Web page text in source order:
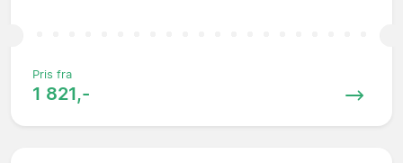
Pris fra
1 821,-